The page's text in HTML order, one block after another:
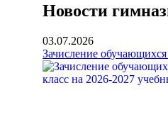
Новости
03.07.2026
Зачисление